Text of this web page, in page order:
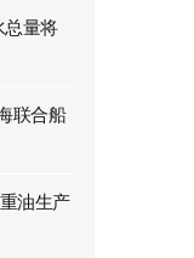
量将
联合船
油生产